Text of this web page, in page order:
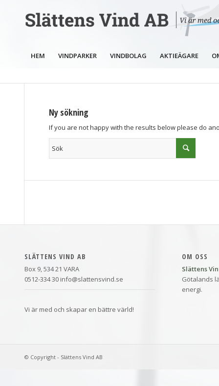
HEM VINDPARKER VINDBOLAG AKTIEÄGARE
Ny sökning
If you are not happy with the results below please do
SLÄTTENS VIND AB
Box 9, 534 21 VARA
0512-334 30 info@slattensvind.se
Vi är med och skapar en bättre värld!
OM OSS
Slättens
Götalands
energi.
© Copyright - Slättens Vind AB